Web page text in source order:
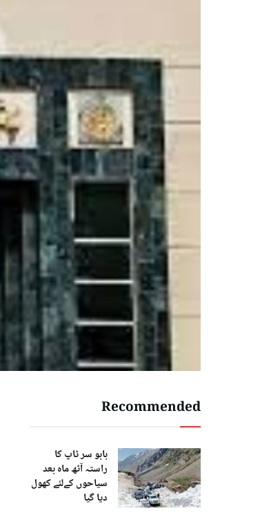
Recommended
بابو سر ٹاپ کا
راستہ آٹھ ماہ بعد
سیاحوں کےلئے کھول
دیا گیا